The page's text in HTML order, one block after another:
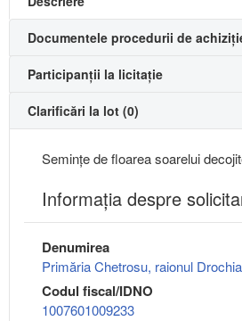
Documentele procedurii de
Participanții la licitație
Clarificări la lot (0)
Seminţe de floarea soarelui
Informaţia despre
Denumirea
Primăria Chetrosu, raionul Drochia
Codul fiscal/IDNO
1007601009233